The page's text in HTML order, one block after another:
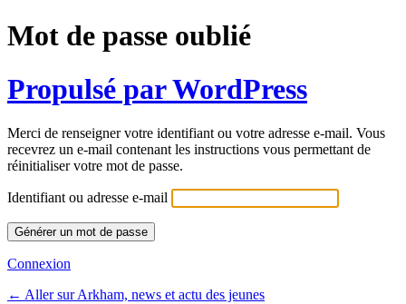
Mot de passe oublié
Propulsé par WordPress
Merci de renseigner votre identifiant ou votre adresse e-mail. Vous
recevrez un e-mail contenant les instructions vous permettant de
réinitialiser votre mot de passe.
Identifiant ou adresse e-mail
Connexion
← Aller sur Arkham, news et actu des jeunes